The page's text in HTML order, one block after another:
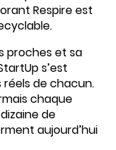
Respire est
proches et sa
s’est
de chacun.
chaque
de
aujourd’hui